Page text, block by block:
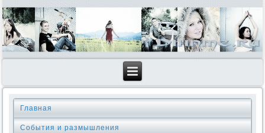
Главная
События и размышления